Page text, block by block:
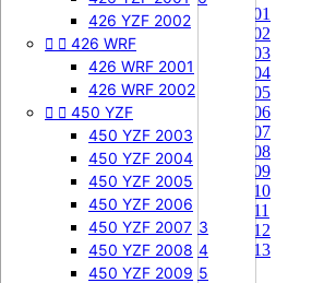
505 SXF
505 SXF 2007
505 SXF 2008
525 SXF
525 SXF 2003
525 SXF 2004
525 SXF 2005
525 SXF 2006
525 EXC-F
525 EXC-F 2003
525 EXC-F 2004
525 EXC-F 2005
426 YZF 2002
  426 WRF
426 WRF 2001
426 WRF 2002
  450 YZF
450 YZF 2003
450 YZF 2004
450 YZF 2005
450 YZF 2006
450 YZF 2007
450 YZF 2008
450 YZF 2009
85 KX 2001
85 KX 2002
85 KX 2003
85 KX 2004
85 KX 2005
85 KX 2006
85 KX 2007
85 KX 2008
85 KX 2009
85 KX 2010
85 KX 2011
85 KX 2012
85 KX 2013
125 KX 